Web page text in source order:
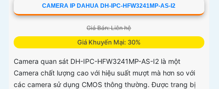
CAMERA IP DAHUA DH-IPC-HFW3241MP-AS-I2
Giá Bán: Liên hệ
Giá Khuyến Mại: 30%
Camera quan sát DH-IPC-HFW3241MP-AS-I2 là một
Camera chất lượng cao với hiệu suất mượt mà hơn so với
các camera sử dụng CMOS thông thường. Được trang bị